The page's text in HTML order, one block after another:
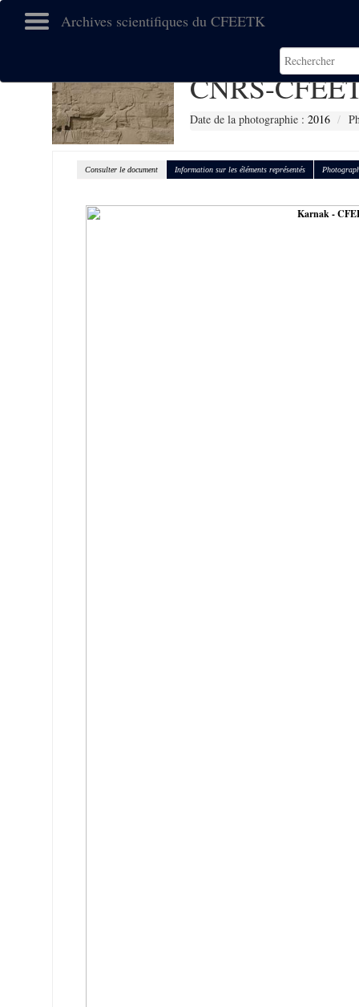
Archives scientifiques du CFEETK
CNRS-
Date de la photographie : 2016
Consulter le document Information sur les éléments représentés